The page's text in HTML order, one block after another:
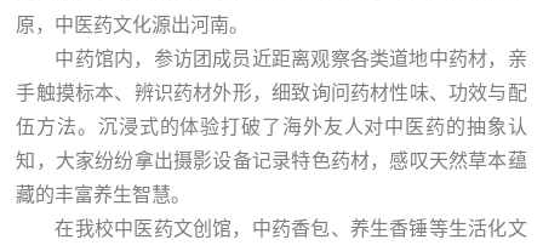
原，中医药文化源出河南。
中药馆内，参访团成员近距离观察各类道地中药材，亲
手触摸标本、辨识药材外形，细致询问药材性味、功效与配
伍方法。沉浸式的体验打破了海外友人对中医药的抽象认
知，大家纷纷拿出摄影设备记录特色药材，感叹天然草本蕴
藏的丰富养生智慧。
在我校中医药文创馆，中药香包、养生香锤等生活化文